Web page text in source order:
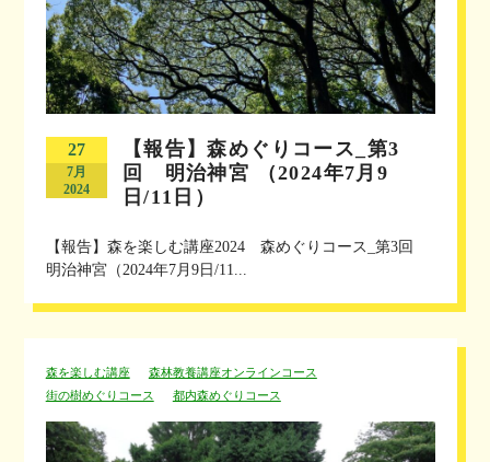
27
7月
2024
【報告】森めぐりコース_第3
回 明治神宮 （2024年7月9
日/11日）
【報告】森を楽しむ講座2024 森めぐりコース_第3回
明治神宮（2024年7月9日/11...
森を楽しむ講座
森林教養講座オンラインコース
街の樹めぐりコース
都内森めぐりコース